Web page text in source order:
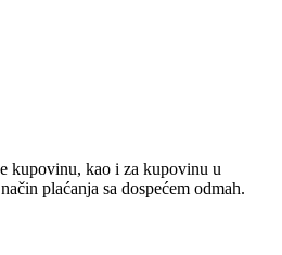
kupovinu, kao i za kupovinu u
plaćanja sa dospećem odmah.